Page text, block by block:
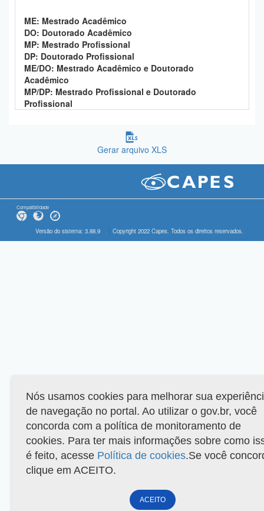
ME: Mestrado Acadêmico
DO: Doutorado Acadêmico
MP: Mestrado Profissional
DP: Doutorado Profissional
ME/DO: Mestrado Acadêmico e Doutorado
Acadêmico
MP/DP: Mestrado Profissional e Doutorado
Profissional
Gerar arquivo XLS
Compatibilidade
Versão do sistema: 3.88.9 Copyright 2022 Capes. Todos os direitos reservados.
Nós usamos cookies para melhorar sua
de navegação no portal. Ao utilizar o gov.br, você
concorda com a política de monitoramento de
cookies. Para ter mais informações sobre como
é feito, acesse Política de cookies.Se você
clique em ACEITO.
ACEITO